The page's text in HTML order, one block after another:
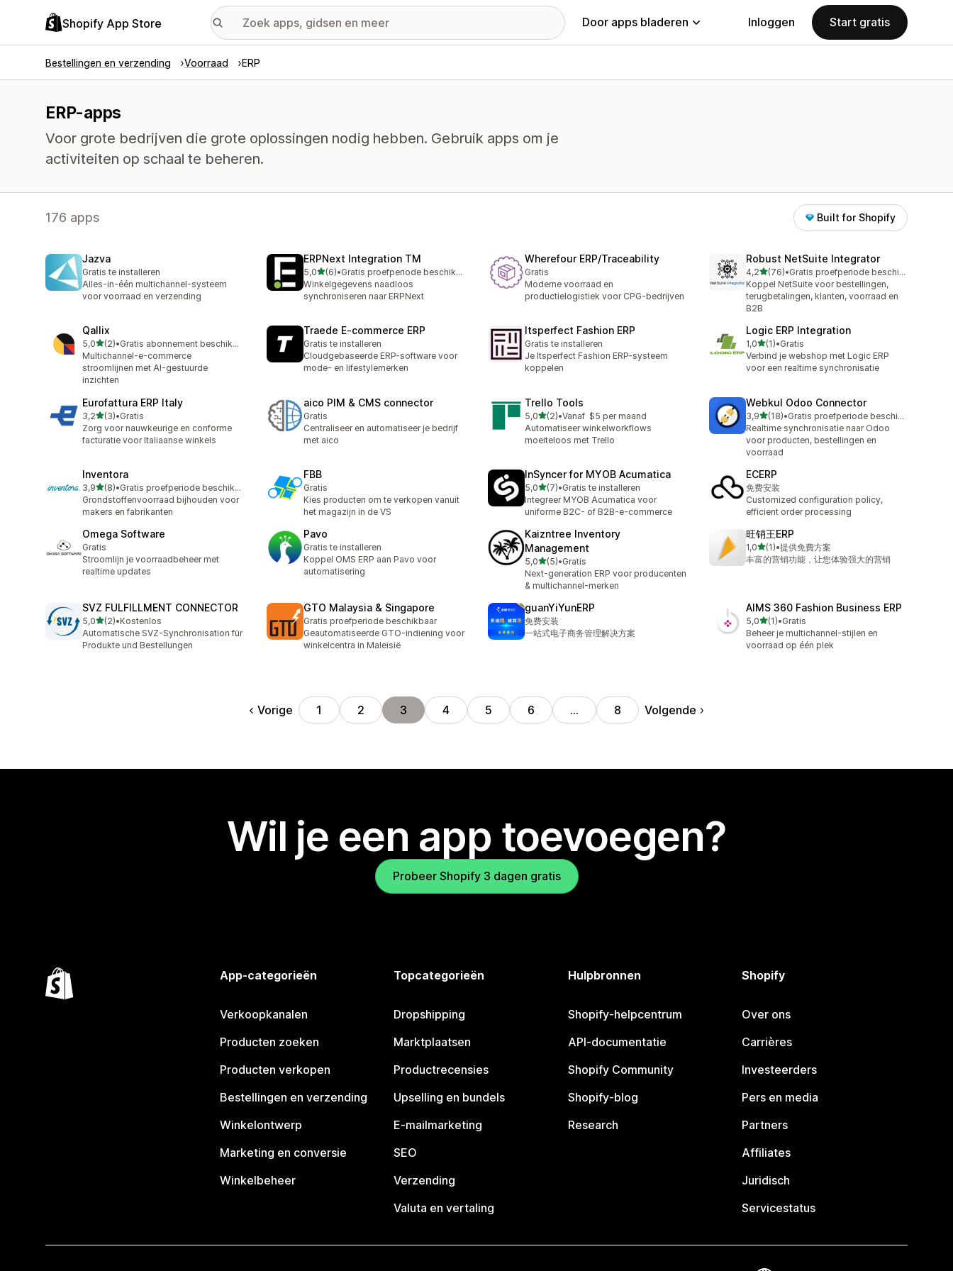
Shopify App Store Door apps bladeren Inloggen Start gratis
Bestellingen en verzending Voorraad ERP
ERP-apps
Voor grote bedrijven die grote oplossingen nodig hebben. Gebruik apps om je
activiteiten op schaal te beheren.
176 apps Built for Shopify
Jazva
Gratis te installeren
Alles-in-één multichannel-systeem
voor voorraad en verzending
ERPNext Integration TM
5,0van 5 sterren
(6)
6 recensies in totaal
•
Gratis proefperiode beschikbaar
Winkelgegevens naadloos
synchroniseren naar ERPNext
Wherefour ERP/Traceability
Gratis
Moderne voorraad en
productielogistiek voor CPG-bedrijven
Robust NetSuite Integrator
4,2van 5 sterren
(76)
76 recensies in totaal
•
Gratis proefperiode beschikbaar
Koppel NetSuite voor bestellingen,
terugbetalingen, klanten, voorraad en
B2B
Qallix
5,0van 5 sterren
(2)
2 recensies in totaal
•
Gratis abonnement beschikbaar
Multichannel-e-commerce
stroomlijnen met AI-gestuurde
inzichten
Traede E‑commerce ERP
Gratis te installeren
Cloudgebaseerde ERP-software voor
mode- en lifestylemerken
Itsperfect Fashion ERP
Gratis te installeren
Je Itsperfect Fashion ERP-systeem
koppelen
Logic ERP Integration
1,0van 5 sterren
(1)
1 recensies in totaal
•Gratis
Verbind je webshop met Logic ERP
voor een realtime synchronisatie
Eurofattura ERP Italy
3,2van 5 sterren
(3)
3 recensies in totaal
•Gratis
Zorg voor nauwkeurige en conforme
facturatie voor Italiaanse winkels
aico PIM & CMS connector
Gratis
Centraliseer en automatiseer je bedrijf
met aico
Trello Tools
5,0van 5 sterren
(2)
2 recensies in totaal
•Vanaf $5 per maand
Automatiseer winkelworkflows
moeiteloos met Trello
Webkul Odoo Connector
3,9van 5 sterren
(18)
18 recensies in totaal
•
Gratis proefperiode beschikbaar
Realtime synchronisatie naar Odoo
voor producten, bestellingen en
voorraad
Inventora
3,9van 5 sterren
(8)
8 recensies in totaal
•
Gratis proefperiode beschikbaar
Grondstoffenvoorraad bijhouden voor
makers en fabrikanten
FBB
Gratis
Kies producten om te verkopen vanuit
het magazijn in de VS
InSyncer for MYOB Acumatica
5,0van 5 sterren
(7)
7 recensies in totaal
•Gratis te installeren
Integreer MYOB Acumatica voor
uniforme B2C- of B2B-e-commerce
ECERP
免费安装
Customized configuration policy,
efficient order processing
Omega Software
Gratis
Stroomlijn je voorraadbeheer met
realtime updates
Pavo
Gratis te installeren
Koppel OMS ERP aan Pavo voor
automatisering
Kaizntree Inventory
Management
5,0van 5 sterren
(5)
5 recensies in totaal
•Gratis
Next-generation ERP voor producenten
& multichannel-merken
旺销王ERP
1,0van 5 sterren
(1)
1 recensies in totaal
•提供免費方案
丰富的营销功能，让您体验强大的营销
SVZ FULFILLMENT CONNECTOR
5,0van 5 sterren
(2)
2 recensies in totaal
•Kostenlos
Automatische SVZ-Synchronisation für
Produkte und Bestellungen
GTO Malaysia & Singapore
Gratis proefperiode beschikbaar
Geautomatiseerde GTO-indiening voor
winkelcentra in Maleisië
guanYiYunERP
免费安装
一站式电子商务管理解决方案
AIMS 360 Fashion Business ERP
5,0van 5 sterren
(1)
1 recensies in totaal
•Gratis
Beheer je multichannel-stijlen en
voorraad op één plek
Vorige 1 2 3 4 5 6 … 8 Volgende
Wil je een app toevoegen?
Probeer Shopify 3 dagen gratis
App-categorieën
Verkoopkanalen
Producten zoeken
Producten verkopen
Bestellingen en verzending
Winkelontwerp
Marketing en conversie
Winkelbeheer
Topcategorieën
Dropshipping
Marktplaatsen
Productrecensies
Upselling en bundels
E-mailmarketing
SEO
Verzending
Valuta en vertaling
Hulpbronnen
Shopify-helpcentrum
API-documentatie
Shopify Community
Shopify-blog
Research
Shopify
Over ons
Carrières
Investeerders
Pers en media
Partners
Affiliates
Juridisch
Servicestatus